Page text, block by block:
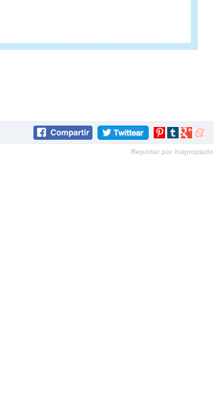
Compartir
Pinterest
Compartir
tumblr
Compartir
Google+
Reportar por inapropiado